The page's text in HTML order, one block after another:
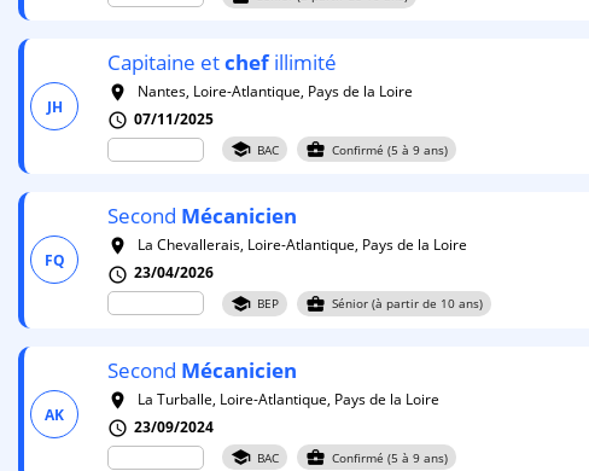
JH
Capitaine etchefillimité
room
Nantes, Loire-Atlantique, Pays de la Loire
schedule 07/11/2025
school BAC business_center Confirmé (5 à 9 ans)
FQ
Second Mécanicien
room
La Chevallerais, Loire-Atlantique, Pays de la Loire
schedule 23/04/2026
school BEP business_center Sénior (à partir de 10 ans)
AK
Second Mécanicien
room
La Turballe, Loire-Atlantique, Pays de la Loire
schedule 23/09/2024
school BAC business_center Confirmé (5 à 9 ans)